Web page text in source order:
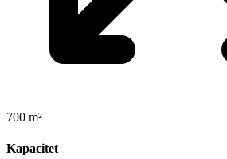
700 m²
Kapacitet